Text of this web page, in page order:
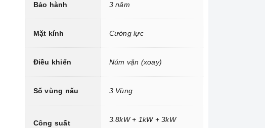
Bảo hành 3 năm
Mặt kính Cường lực
Điều khiển Núm vặn (xoay)
Số vùng nấu 3 Vùng
Công suất 3.8kW + 1kW + 3kW